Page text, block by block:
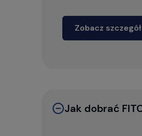
Zobacz
Jak dobrać